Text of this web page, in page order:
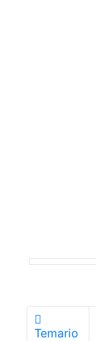
Temario